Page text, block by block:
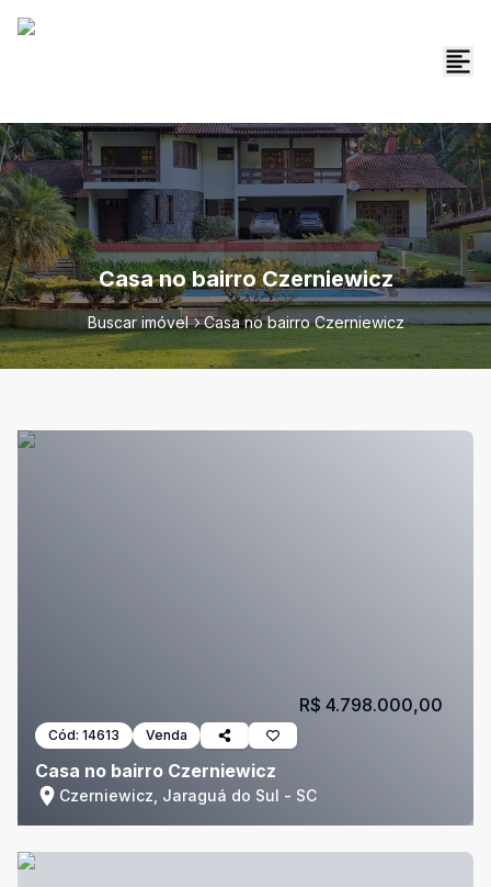
Casa no bairro Czerniewicz
Buscar imóvel Casa no bairro Czerniewicz
Cód: 14613 Venda
Casa no bairro Czerniewicz
Czerniewicz, Jaraguá do Sul - SC
R$ 4.798.000,00